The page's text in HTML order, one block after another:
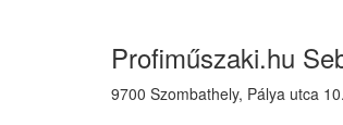
Profiműszaki.hu
9700 Szombathely, Pálya utca